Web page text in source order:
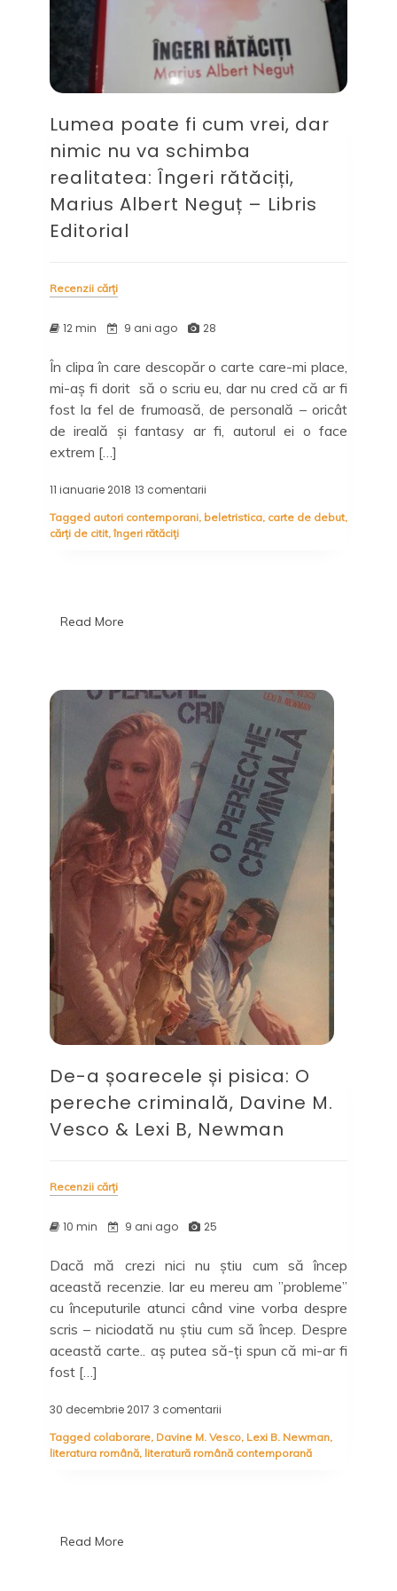
Lumea poate fi cum vrei, dar
nimic nu va schimba
realitatea: Îngeri rătăciți,
Marius Albert Neguț – Libris
Editorial
Recenzii cărți
12 min 9 ani ago 28
În clipa în care descopăr o carte care-mi place,
mi-aș fi dorit să o scriu eu, dar nu cred că ar fi
fost la fel de frumoasă, de personală – oricât
de ireală și fantasy ar fi, autorul ei o face
extrem […]
11 ianuarie 2018 13 comentarii
poate
rătăciți,
Marius
Albert
Neguț
–
Libris
Editorial
Tagged autori contemporani, beletristica, carte de debut,
cărți de citit,îngeri rătăciți
Read More
De-a șoarecele și pisica: O
pereche criminală, Davine M.
Vesco & Lexi B, Newman
Recenzii cărți
10 min 9 ani ago 25
Dacă mă crezi nici nu știu cum să încep
această recenzie. Iar eu mereu am ”probleme”
cu începuturile atunci când vine vorba despre
scris – niciodată nu știu cum să încep. Despre
această carte.. aș putea să-ți spun că mi-ar fi
fost […]
30 decembrie 2017 3 comentarii
a
șoarecele
Tagged colaborare, Davine M. Vesco, Lexi B. Newman,
literatura română, literatură română contemporană
Read More